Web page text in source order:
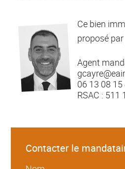
Ce bien
proposé par
Agent
06 13 08 15
RSAC : 511
Contacter le